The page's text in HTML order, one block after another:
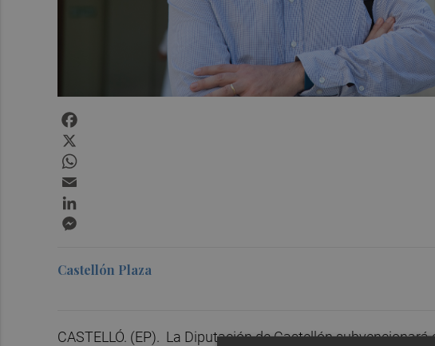
Castellón Plaza
CASTELLÓ. (EP). La Diputación de Castellón